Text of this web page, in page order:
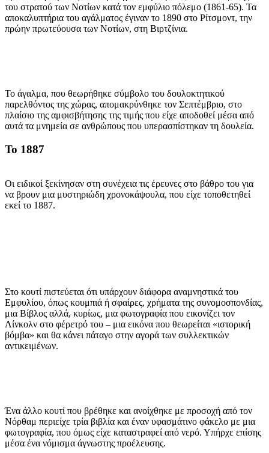
του στρατού των Νοτίων κατά τον εμφύλιο πόλεμο (1861-65). Τα
αποκαλυπτήρια του αγάλματος έγιναν το 1890 στο Ρίτσμοντ, την
πρώην πρωτεύουσα των Νοτίων, στη Βιρτζίνια.
Το άγαλμα, που θεωρήθηκε σύμβολο του δουλοκτητικού
παρελθόντος της χώρας, απομακρύνθηκε τον Σεπτέμβριο, στο
πλαίσιο της αμφισβήτησης της τιμής που είχε αποδοθεί μέσα από
αυτά τα μνημεία σε ανθρώπους που υπερασπίστηκαν τη δουλεία.
Το 1887
Οι ειδικοί ξεκίνησαν στη συνέχεια τις έρευνες στο βάθρο του για
να βρουν μια μυστηριώδη χρονοκάψουλα, που είχε τοποθετηθεί
εκεί το 1887.
Στο κουτί πιστεύεται ότι υπάρχουν διάφορα αναμνηστικά του
Εμφυλίου, όπως κουμπιά ή σφαίρες, χρήματα της συνομοσπονδίας,
μια Βίβλος αλλά, κυρίως, μια φωτογραφία που εικονίζει τον
Λίνκολν στο φέρετρό του – μια εικόνα που θεωρείται «ιστορική
βόμβα» και θα κάνει πάταγο στην αγορά των συλλεκτικών
αντικειμένων.
Ένα άλλο κουτί που βρέθηκε και ανοίχθηκε με προσοχή από τον
Νόρθαμ περιείχε τρία βιβλία και έναν υφασμάτινο φάκελο με μια
φωτογραφία, που όμως είχε καταστραφεί από νερό. Υπήρχε επίσης
μέσα ένα νόμισμα άγνωστης προέλευσης.